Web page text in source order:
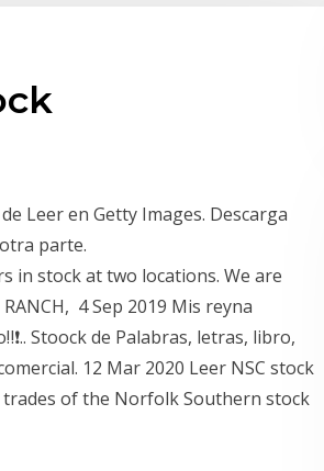
Leer en Getty Images. Descarga
parte.
in stock at two locations. We are
4 Sep 2019 Mis reyna
Stoock de Palabras, letras, libro,
12 Mar 2020 Leer NSC stock
trades of the Norfolk Southern stock